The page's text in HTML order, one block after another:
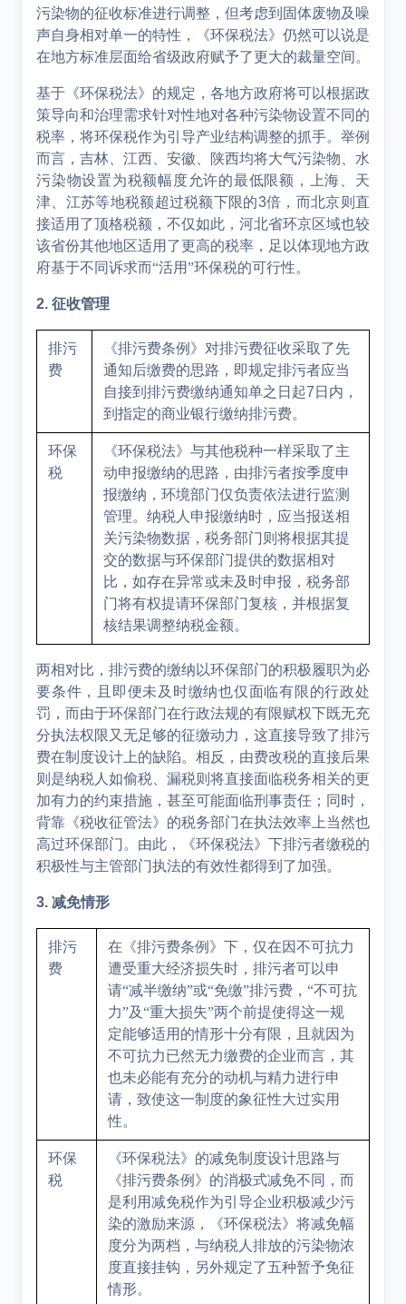
污染物的征收标准进行调整，但考虑到固体废物及噪
声自身相对单一的特性，《环保税法》仍然可以说是
在地方标准层面给省级政府赋予了更大的裁量空间。
基于《环保税法》的规定，各地方政府将可以根据政
策导向和治理需求针对性地对各种污染物设置不同的
税率，将环保税作为引导产业结构调整的抓手。举例
而言，吉林、江西、安徽、陕西均将大气污染物、水
污染物设置为税额幅度允许的最低限额，上海、天
津、江苏等地税额超过税额下限的3倍，而北京则直
接适用了顶格税额，不仅如此，河北省环京区域也较
该省份其他地区适用了更高的税率，足以体现地方政
府基于不同诉求而“活用”环保税的可行性。
2. 征收管理
排污
费
《排污费条例》对排污费征收采取了先
通知后缴费的思路，即规定排污者应当
自接到排污费缴纳通知单之日起7 日内，
到指定的商业银行缴纳排污费。
环保
税
《环保税法》与其他税种一样采取了主
动申报缴纳的思路，由排污者按季度申
报缴纳，环境部门仅负责依法进行监测
管理。纳税人申报缴纳时，应当报送相
关污染物数据，税务部门则将根据其提
交的数据与环保部门提供的数据相对
比，如存在异常或未及时申报，税务部
门将有权提请环保部门复核，并根据复
核结果调整纳税金额。
两相对比，排污费的缴纳以环保部门的积极履职为必
要条件，且即便未及时缴纳也仅面临有限的行政处
罚，而由于环保部门在行政法规的有限赋权下既无充
分执法权限又无足够的征缴动力，这直接导致了排污
费在制度设计上的缺陷。相反，由费改税的直接后果
则是纳税人如偷税、漏税则将直接面临税务相关的更
加有力的约束措施，甚至可能面临刑事责任；同时，
背靠《税收征管法》的税务部门在执法效率上当然也
高过环保部门。由此，《环保税法》下排污者缴税的
积极性与主管部门执法的有效性都得到了加强。
3. 减免情形
排污
费
在《排污费条例》下，仅在因不可抗力
遭受重大经济损失时，排污者可以申
请“减半缴纳”或“免缴”排污费，“不可抗
力”及“重大损失”两个前提使得这一规
定能够适用的情形十分有限，且就因为
不可抗力已然无力缴费的企业而言，其
也未必能有充分的动机与精力进行申
请，致使这一制度的象征性大过实用
性。
环保
税
《环保税法》的减免制度设计思路与
《排污费条例》的消极式减免不同，而
是利用减免税作为引导企业积极减少污
染的激励来源，《环保税法》将减免幅
度分为两档，与纳税人排放的污染物浓
度直接挂钩，另外规定了五种暂予免征
情形。